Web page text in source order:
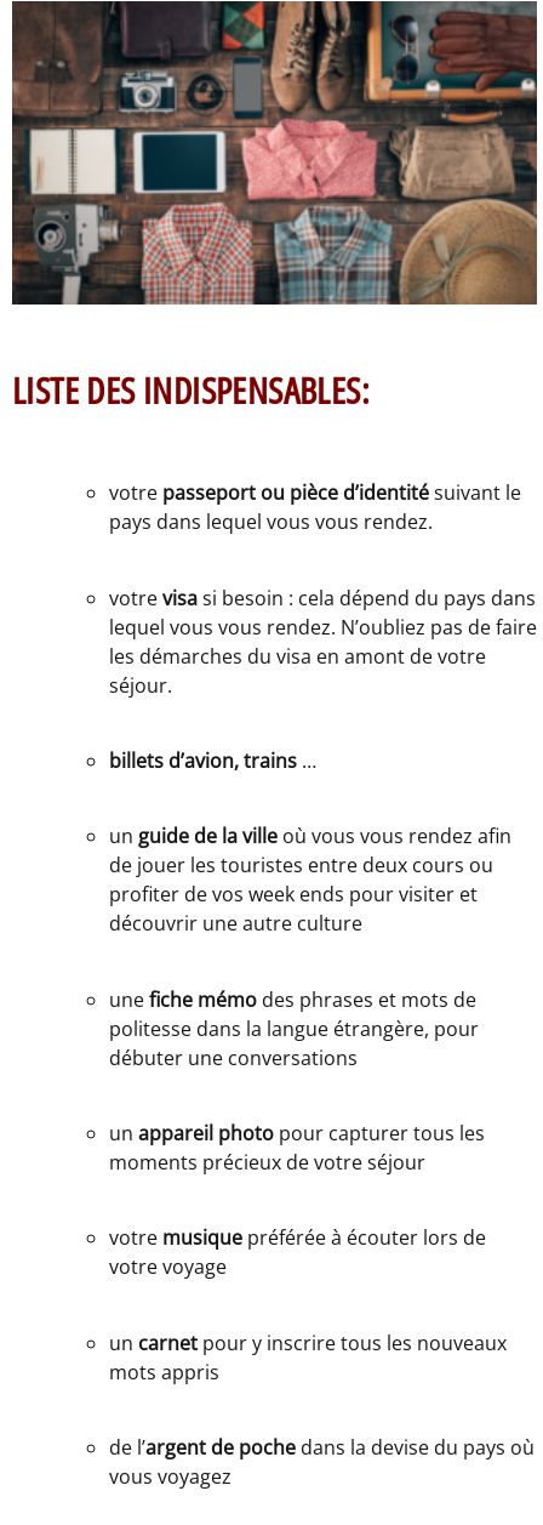
LISTE DES INDISPENSABLES:
votre passeport ou pièce d’identitésuivant le
pays dans lequel vous vous rendez.
votrevisasi besoin : cela dépend du pays dans
lequel vous vous rendez. N’oubliez pas de faire
les démarches du visa en amont de votre
séjour.
billets d’avion, trains …
un guide de la ville où vous vous rendez afin
de jouer les touristes entre deux cours ou
profiter de vos week ends pour visiter et
découvrir une autre culture
unefiche mémo des phrases et mots de
politesse dans la langue étrangère, pour
débuter une conversations
un appareil photo pour capturer tous les
moments précieux de votre séjour
votre musique préférée à écouter lors de
votre voyage
un carnet pour y inscrire tous les nouveaux
mots appris
de l’argent de poche dans la devise du pays où
vous voyagez